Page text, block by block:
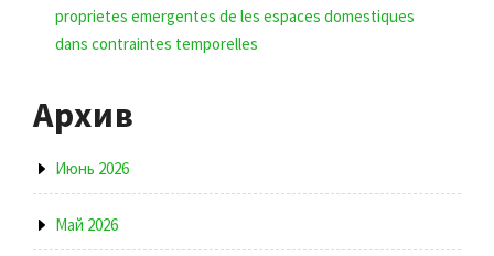
proprietes emergentes de les espaces domestiques
dans contraintes temporelles
Архив
Июнь 2026
Май 2026